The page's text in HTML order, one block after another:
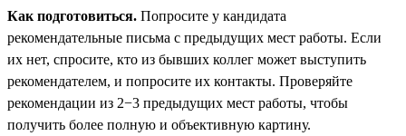
Как подготовиться. Попросите у кандидата
рекомендательные письма с предыдущих мест работы. Если
их нет, спросите, кто из бывших коллег может выступить
рекомендателем, и попросите их контакты. Проверяйте
рекомендации из 2−3 предыдущих мест работы, чтобы
получить более полную и объективную картину.